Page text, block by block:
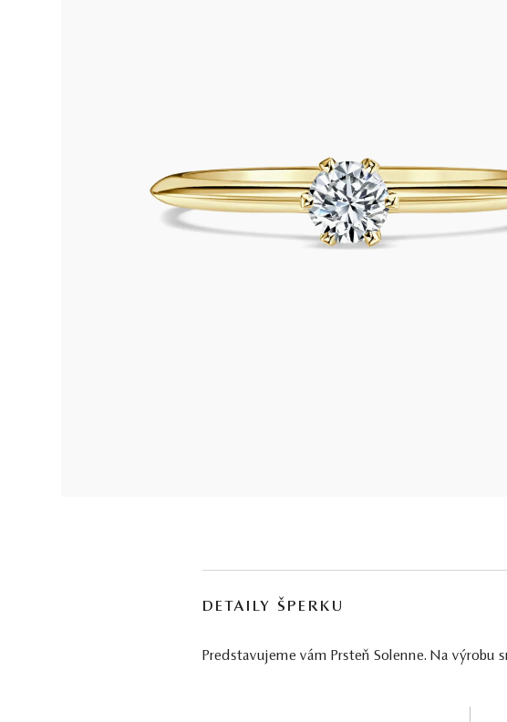
DETAILY ŠPERKU
Predstavujeme vám Prsteň Solenne. Na